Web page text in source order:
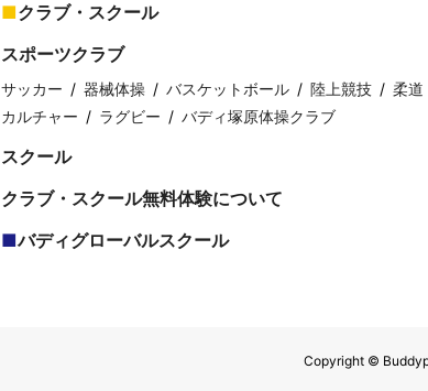
クラブ・スクール
スポーツクラブ
サッカー 器械体操 バスケットボール 陸上競技 柔道
カルチャー
ラグビー バディ塚原体操クラブ
スクール
クラブ・スクール無料体験について
バディグローバルスクール
Copyright ©